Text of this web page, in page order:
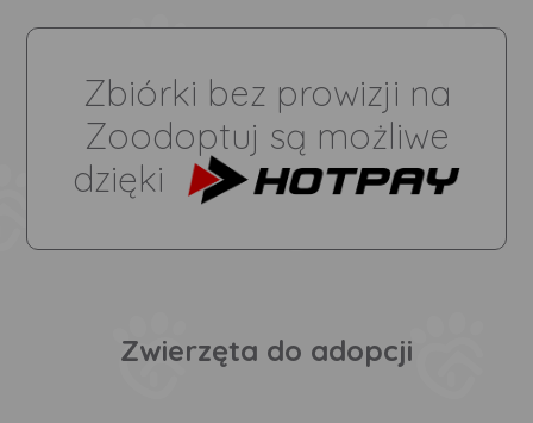
Zbiórki bez prowizji na
Zoodoptuj są możliwe
dzięki
Zwierzęta do adopcji